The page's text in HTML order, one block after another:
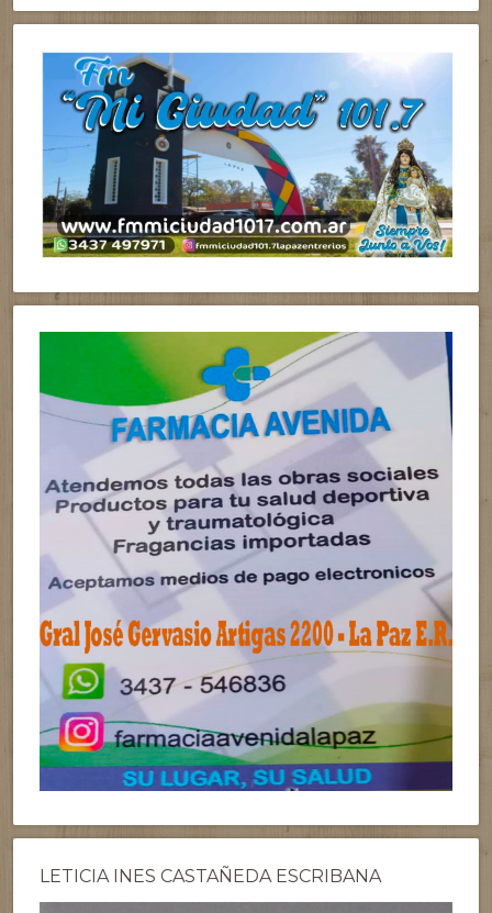
LETICIA INES CASTAÑEDA ESCRIBANA